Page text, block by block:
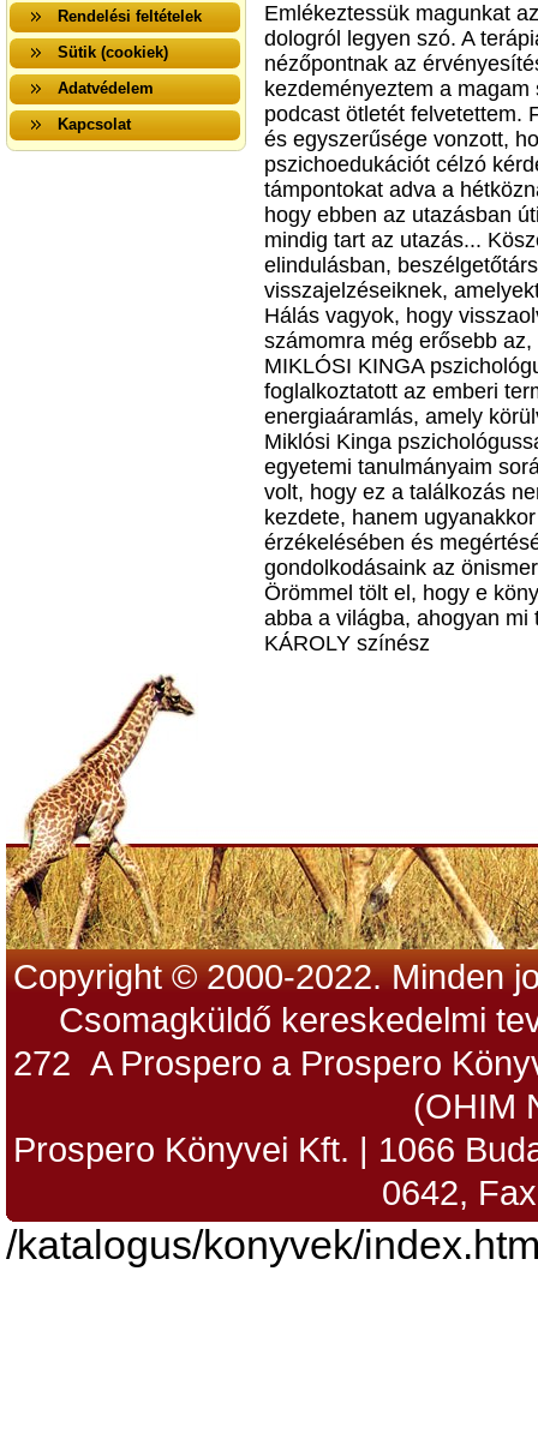
Rendelési feltételek
Sütik (cookiek)
Adatvédelem
Kapcsolat
Emlékeztessük magunkat
dologról legyen szó. A
nézőpontnak az
kezdeményeztem a
podcast ötletét felvetettem.
és egysze­rűsége vonzott,
pszichoedukációt célzó
támpontokat adva a
hogy ebben az utazásban
mindig tart az utazás...
el­in­dulásban,
visszajelzéseiknek,
Hálás vagyok, hogy
számomra még erősebb
MIKLÓSI KINGA
foglalkoztatott az emberi
energiaáramlás, amely
Miklósi Kinga
egyetemi tanul­má­nya­im
volt, hogy ez a találkozás
kezdete, hanem
érzékelésében és
gondolkodásaink az
Örömmel tölt el, hogy e
abba a világba, aho­gyan
KÁROLY színész
Copyright © 2000-2022. Minden
Csomagküldő kereskedelmi
272 A Prospero a Prospero
(OHIM
Prospero Könyvei Kft. | 1066
0642,
/katalogus/konyvek/